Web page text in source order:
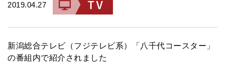
2019.04.27
新潟総合テレビ（フジテレビ系）「八千代コースター」
の番組内で紹介されました